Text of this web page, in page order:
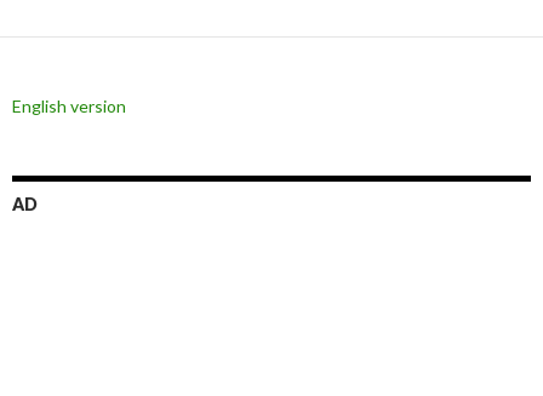
English version
AD